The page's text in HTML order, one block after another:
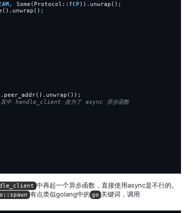
, Some(Protocol:: TCP)).unwrap();
// 其中 handle_client 改为了 async 异步函数
中再起一个异步函数，直接使用async是不行的。
有点类似golang中的 go 关键词，调用